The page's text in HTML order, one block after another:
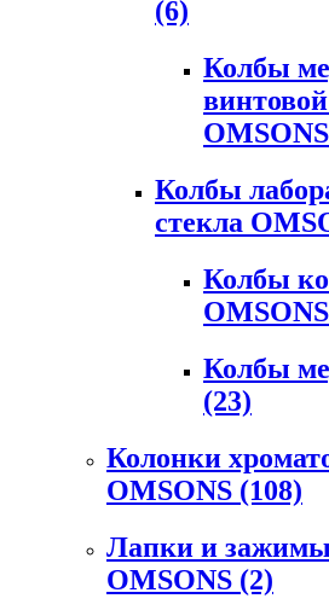
(6)
Колбы
OMSONS
Колбы
стекла
Колбы
OMSONS
Колбы
(23)
Колонки
OMSONS (108)
Лапки и
OMSONS (2)